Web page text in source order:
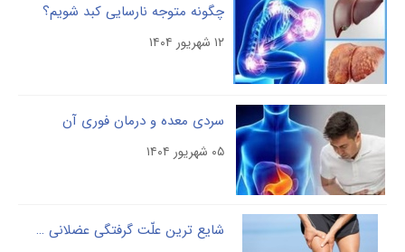
چگونه متوجه نارسایی کبد شویم؟
۱۲ شهریور ۱۴۰۴
سردی معده و درمان فوری آن
۰۵ شهریور ۱۴۰۴
شایع ترین علّت گرفتگی عضلانی را بشناسید